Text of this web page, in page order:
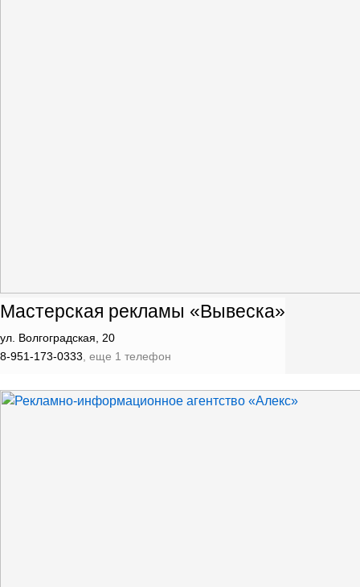
Мастерская рекламы «Вывеска»
ул. Волгоградская, 20
8-951-173-0333 , еще 1 телефон